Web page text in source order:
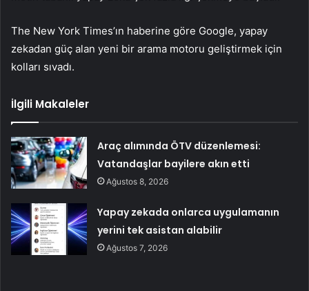
The New York Times’ın haberine göre Google, yapay
zekadan güç alan yeni bir arama motoru geliştirmek için
kolları sıvadı.
İlgili Makaleler
Araç alımında ÖTV düzenlemesi:
Vatandaşlar bayilere akın etti
Ağustos 8, 2026
Yapay zekada onlarca uygulamanın
yerini tek asistan alabilir
Ağustos 7, 2026